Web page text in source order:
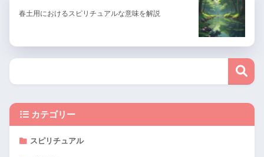
春土用におけるスピリチュアルな意味を解説
カテゴリー
スピリチュアル